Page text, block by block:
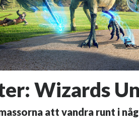
Wizards
att vandra runt i